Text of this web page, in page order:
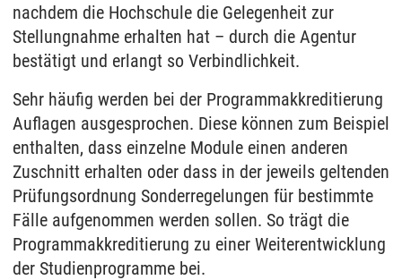
nachdem die Hochschule die Gelegenheit zur
Stellungnahme erhalten hat – durch die Agentur
bestätigt und erlangt so Verbindlichkeit.
Sehr häufig werden bei der Programmakkreditierung
Auflagen ausgesprochen. Diese können zum Beispiel
enthalten, dass einzelne Module einen anderen
Zuschnitt erhalten oder dass in der jeweils geltenden
Prüfungsordnung Sonderregelungen für bestimmte
Fälle aufgenommen werden sollen. So trägt die
Programmakkreditierung zu einer Weiterentwicklung
der Studienprogramme bei.